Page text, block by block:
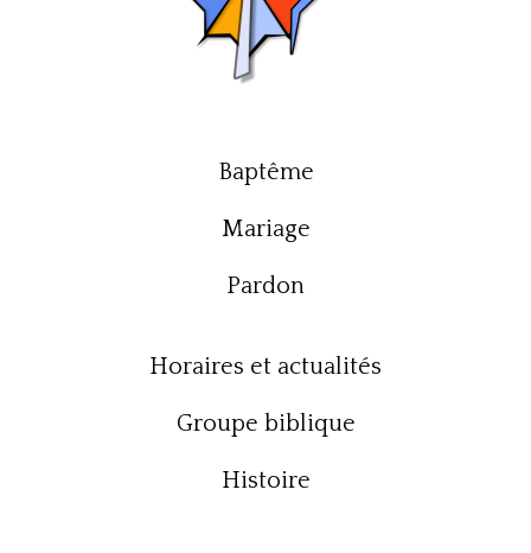
Baptême
Mariage
Pardon
Horaires et actualités
Groupe biblique
Histoire